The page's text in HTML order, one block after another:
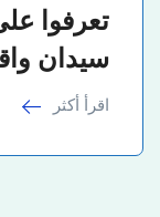
تعرفوا
سيدان
اقرأ أكثر